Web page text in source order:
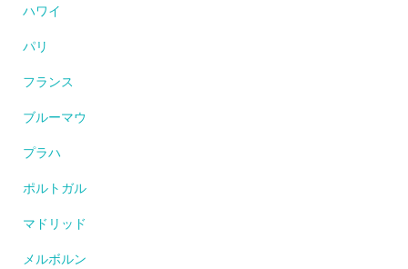
ハワイ
パリ
フランス
ブルーマウ
プラハ
ポルトガル
マドリッド
メルボルン